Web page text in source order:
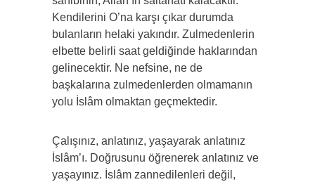
Kendilerini O’na karşı çıkar durumda
bulanların helaki yakındır. Zulmedenlerin
elbette belirli saat geldiğinde haklarından
gelinecektir. Ne nefsine, ne de
başkalarına zulmedenlerden olmamanın
yolu İslâm olmaktan geçmektedir.
Çalışınız, anlatınız, yaşayarak anlatınız
İslâm’ı. Doğrusunu öğrenerek anlatınız ve
yaşayınız. İslâm zannedilenleri değil,